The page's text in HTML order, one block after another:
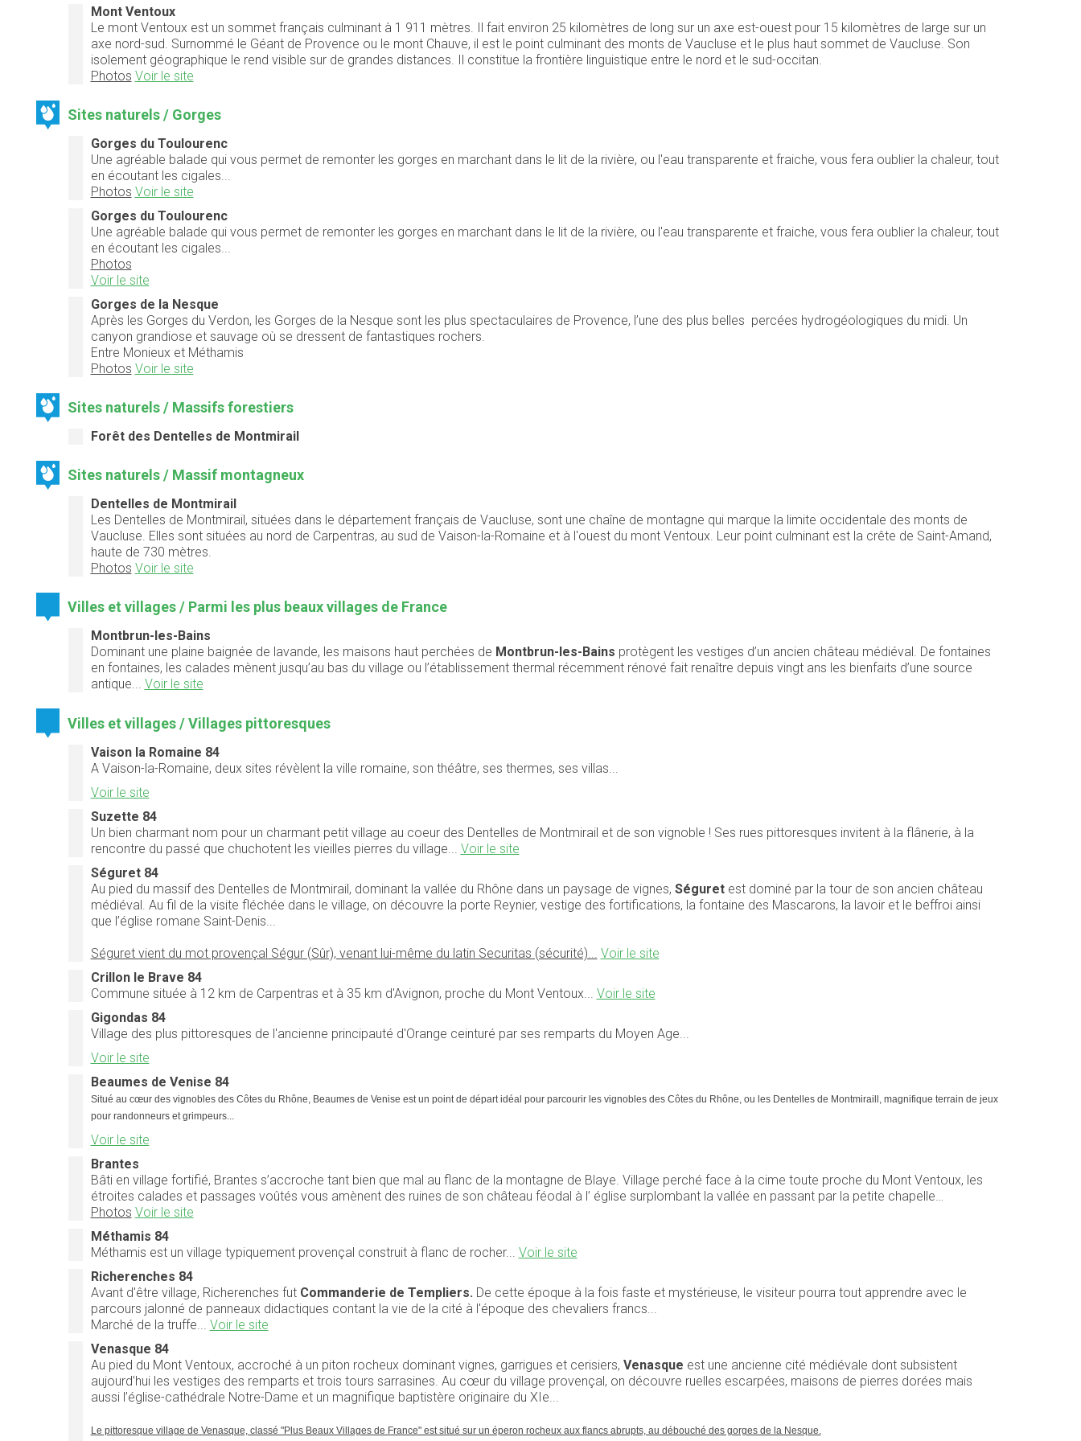
Mont Ventoux
Le mont Ventoux est un sommet français culminant à 1 911 mètres. Il fait environ 25 kilomètres de long sur un axe est-ouest pour 15 kilomètres de large sur un
axe nord-sud. Surnommé le Géant de Provence ou le mont Chauve, il est le point culminant des monts de Vaucluse et le plus haut sommet de Vaucluse. Son
isolement géographique le rend visible sur de grandes distances. Il constitue la frontière linguistique entre le nord et le sud-occitan.
Photos Voir le site
Sites naturels / Gorges
Gorges du Toulourenc
Une agréable balade qui vous permet de remonter les gorges en marchant dans le lit de la rivière, ou l'eau transparente et fraiche, vous fera oublier la chaleur, tout
en écoutant les cigales...
Photos Voir le site
Gorges du Toulourenc
Une agréable balade qui vous permet de remonter les gorges en marchant dans le lit de la rivière, ou l'eau transparente et fraiche, vous fera oublier la chaleur, tout
en écoutant les cigales...
Photos
Voir le site
Gorges de la Nesque
Après les Gorges du Verdon, les Gorges de la Nesque sont les plus spectaculaires de Provence, l’une des plus belles percées hydrogéologiques du midi. Un
canyon grandiose et sauvage où se dressent de fantastiques rochers.
Entre Monieux et Méthamis
Photos Voir le site
Sites naturels / Massifs forestiers
Forêt des Dentelles de Montmirail
Sites naturels / Massif montagneux
Dentelles de Montmirail
Les Dentelles de Montmirail, situées dans le département français de Vaucluse, sont une chaîne de montagne qui marque la limite occidentale des monts de
Vaucluse. Elles sont situées au nord de Carpentras, au sud de Vaison-la-Romaine et à l'ouest du mont Ventoux. Leur point culminant est la crête de Saint-Amand,
haute de 730 mètres.
Photos Voir le site
Villes et villages / Parmi les plus beaux villages de France
Montbrun-les-Bains
Dominant une plaine baignée de lavande, les maisons haut perchées de Montbrun-les-Bains protègent les vestiges d’un ancien château médiéval. De fontaines
en fontaines, les calades mènent jusqu’au bas du village ou l’établissement thermal récemment rénové fait renaître depuis vingt ans les bienfaits d’une source
antique... Voir le site
Villes et villages / Villages pittoresques
Vaison la Romaine 84
A Vaison-la-Romaine, deux sites révèlent la ville romaine, son théâtre, ses thermes, ses villas...
Voir le site
Suzette 84
Un bien charmant nom pour un charmant petit village au coeur des Dentelles de Montmirail et de son vignoble ! Ses rues pittoresques invitent à la flânerie, à la
rencontre du passé que chuchotent les vieilles pierres du village... Voir le site
Séguret 84
Au pied du massif des Dentelles de Montmirail, dominant la vallée du Rhône dans un paysage de vignes, Séguretest dominé par la tour de son ancien château
médiéval. Au fil de la visite fléchée dans le village, on découvre la porte Reynier, vestige des fortifications, la fontaine des Mascarons, la lavoir et le beffroi ainsi
que l’église romane Saint-Denis...
Séguret vient du mot provençal Ségur (Sûr), venant lui-même du latin Securitas (sécurité)...
Voir le site
Crillon le Brave 84
Commune située à 12 km de Carpentras et à 35 km d'Avignon, proche du Mont Ventoux... Voir le site
Gigondas 84
Village des plus pittoresques de l'ancienne principauté d'Orange ceinturé par ses remparts du Moyen Age...
Voir le site
Beaumes de Venise 84
Situé au cœur des vignobles des Côtes du Rhône, Beaumes de Venise est un point de départ idéal pour parcourir les vignobles des Côtes du Rhône, ou les Dentelles de Montmiraill, magnifique terrain de jeux
pour randonneurs et grimpeurs...
Voir le site
Brantes
Bâti en village fortifié, Brantes s’accroche tant bien que mal au flanc de la montagne de Blaye. Village perché face à la cime toute proche du Mont Ventoux, les
étroites calades et passages voûtés vous amènent des ruines de son château féodal à l’ église surplombant la vallée en passant par la petite chapelle…
Photos Voir le site
Méthamis 84
Méthamis est un village typiquement provençal construit à flanc de rocher... Voir le site
Richerenches 84
Avant d'être village, Richerenches fut Commanderie de Templiers. De cette époque à la fois faste et mystérieuse, le visiteur pourra tout apprendre avec le
parcours jalonné de panneaux didactiques contant la vie de la cité à l'époque des chevaliers francs...
Marché de la truffe... Voir le site
Venasque 84
Au pied du Mont Ventoux, accroché à un piton rocheux dominant vignes, garrigues et cerisiers, Venasque est une ancienne cité médiévale dont subsistent
aujourd’hui les vestiges des remparts et trois tours sarrasines. Au cœur du village provençal, on découvre ruelles escarpées, maisons de pierres dorées mais
aussi l’église-cathédrale Notre-Dame et un magnifique baptistère originaire du XIe...
Le pittoresque village de Venasque, classé "Plus Beaux Villages de France" est situé sur un éperon rocheux aux flancs abrupts, au débouché des gorges de la Nesque.